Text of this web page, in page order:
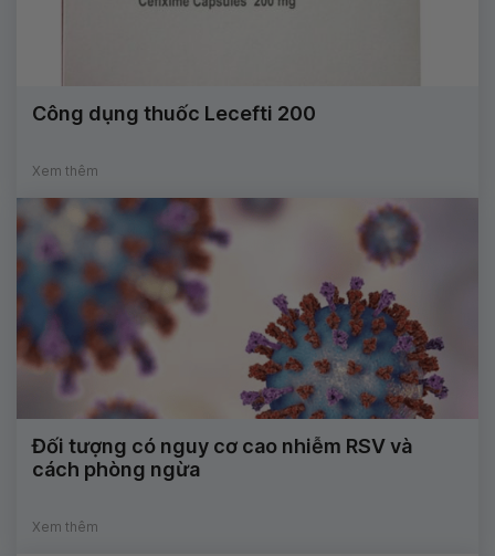
Công dụng thuốc Lecefti 200
Xem thêm
Đối tượng có nguy cơ cao nhiễm RSV và
cách phòng ngừa
Xem thêm